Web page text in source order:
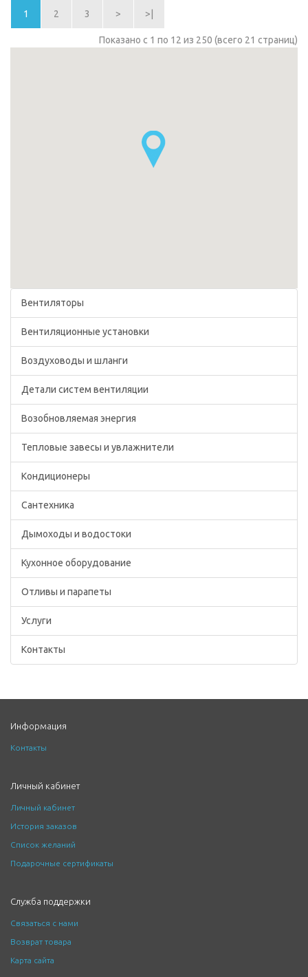
1 2 3 > >|
Показано с 1 по 12 из 250 (всего 21 страниц)
Вентиляторы
Вентиляционные установки
Воздуховоды и шланги
Детали систем вентиляции
Возобновляемая энергия
Тепловые завесы и увлажнители
Кондиционеры
Сантехника
Дымоходы и водостоки
Кухонное оборудование
Отливы и парапеты
Услуги
Контакты
Информация
Контакты
Личный кабинет
Личный кабинет
История заказов
Список желаний
Подарочные сертификаты
Служба поддержки
Связаться с нами
Возврат товара
Карта сайта